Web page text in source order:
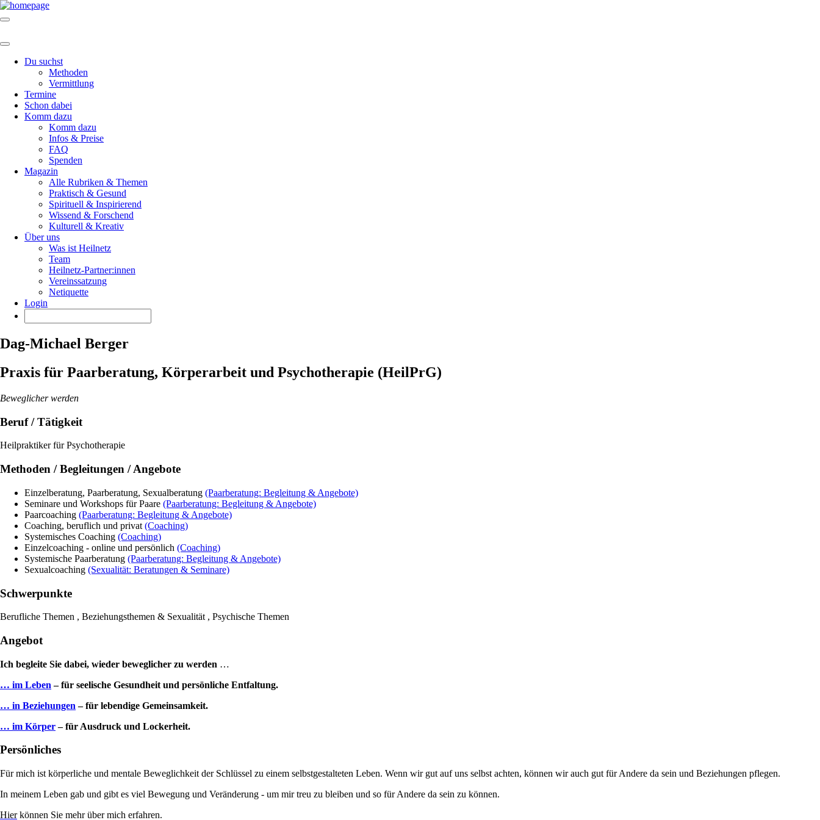
Du suchst
Methoden
Vermittlung
Termine
Schon dabei
Komm dazu
Komm dazu
Infos & Preise
FAQ
Spenden
Magazin
Alle Rubriken & Themen
Praktisch & Gesund
Spirituell & Inspirierend
Wissend & Forschend
Kulturell & Kreativ
Über uns
Was ist Heilnetz
Team
Heilnetz-Partner:innen
Vereinssatzung
Netiquette
Login
Dag-Michael Berger
Praxis für Paarberatung, Körperarbeit und Psychotherapie (HeilPrG)
Beweglicher werden
Beruf / Tätigkeit
Heilpraktiker für Psychotherapie
Methoden / Begleitungen / Angebote
Einzelberatung, Paarberatung, Sexualberatung (Paarberatung: Begleitung & Angebote)
Seminare und Workshops für Paare (Paarberatung: Begleitung & Angebote)
Paarcoaching (Paarberatung: Begleitung & Angebote)
Coaching, beruflich und privat (Coaching)
Systemisches Coaching (Coaching)
Einzelcoaching - online und persönlich (Coaching)
Systemische Paarberatung (Paarberatung: Begleitung & Angebote)
Sexualcoaching (Sexualität: Beratungen & Seminare)
Schwerpunkte
Berufliche Themen , Beziehungsthemen & Sexualität , Psychische Themen
Angebot
Ich begleite Sie dabei, wieder beweglicher zu werden …
… im Leben – für seelische Gesundheit und persönliche Entfaltung.
… in Beziehungen – für lebendige Gemeinsamkeit.
… im Körper– für Ausdruck und Lockerheit.
Persönliches
Für mich ist körperliche und mentale Beweglichkeit der Schlüssel zu einem selbstgestalteten Leben. Wenn wir gut auf uns selbst achten, können wir auch gut für Andere da sein und Beziehungen pflegen.
In meinem Leben gab und gibt es viel Bewegung und Veränderung - um mir treu zu bleiben und so für Andere da sein zu können.
Hierkönnen Sie mehr über mich erfahren.